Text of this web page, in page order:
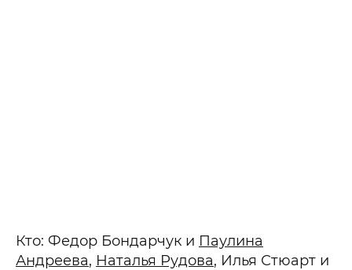
Кто: Федор Бондарчук и Паулина
Андреева, Наталья Рудова, Илья Стюарт и